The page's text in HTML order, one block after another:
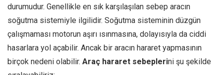
durumudur. Genellikle en sık karşılaşılan sebep aracın
soğutma sistemiyle ilgilidir. Soğutma sisteminin düzgün
çalışmaması motorun aşırı ısınmasına, dolayısıyla da ciddi
hasarlara yol açabilir. Ancak bir aracın hararet yapmasının
birçok nedeni olabilir. Araç hararet sebeplerini şu şekilde